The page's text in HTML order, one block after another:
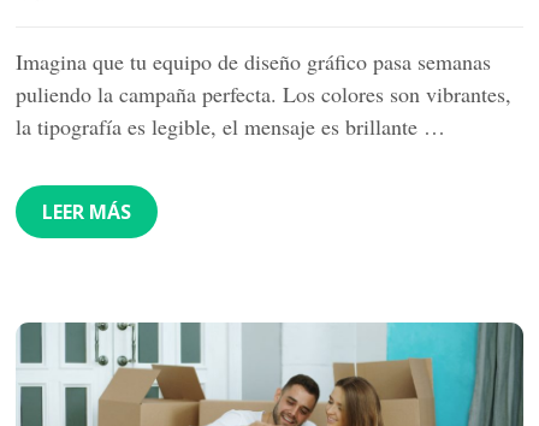
Imagina que tu equipo de diseño gráfico pasa semanas
puliendo la campaña perfecta. Los colores son vibrantes,
la tipografía es legible, el mensaje es brillante …
LEER MÁS